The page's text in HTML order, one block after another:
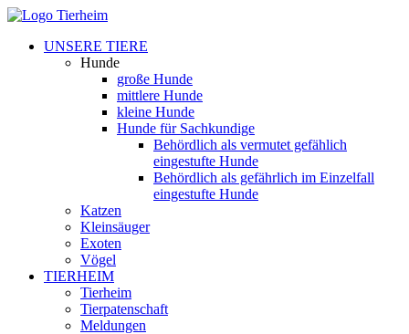
UNSERE TIERE
Hunde
große Hunde
mittlere Hunde
kleine Hunde
Hunde für Sachkundige
Behördlich als vermutet gefählich
eingestufte Hunde
Behördlich als gefährlich im Einzelfall
eingestufte Hunde
Katzen
Kleinsäuger
Exoten
Vögel
TIERHEIM
Tierheim
Tierpatenschaft
Meldungen